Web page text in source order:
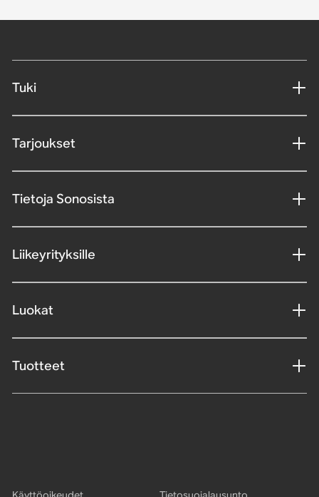
Tuki
Tarjoukset
Tietoja Sonosista
Liikeyrityksille
Luokat
Tuotteet